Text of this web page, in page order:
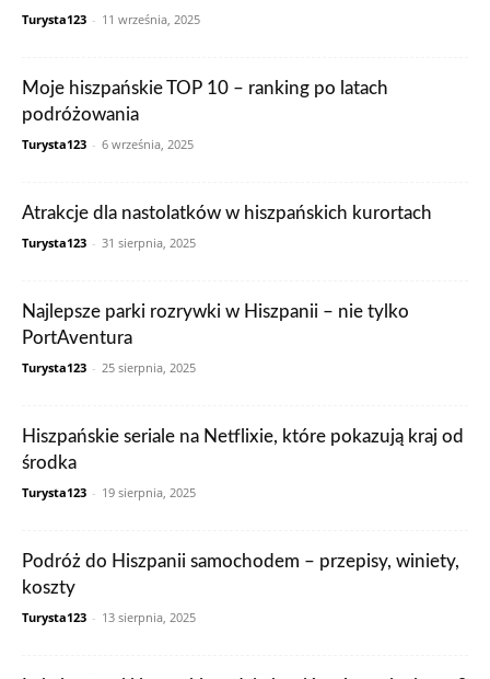
Turysta123 - 11 września, 2025
Moje hiszpańskie TOP 10 – ranking po latach
podróżowania
Turysta123 - 6 września, 2025
Atrakcje dla nastolatków w hiszpańskich kurortach
Turysta123 - 31 sierpnia, 2025
Najlepsze parki rozrywki w Hiszpanii – nie tylko
PortAventura
Turysta123 - 25 sierpnia, 2025
Hiszpańskie seriale na Netflixie, które pokazują kraj od
środka
Turysta123 - 19 sierpnia, 2025
Podróż do Hiszpanii samochodem – przepisy, winiety,
koszty
Turysta123 - 13 sierpnia, 2025